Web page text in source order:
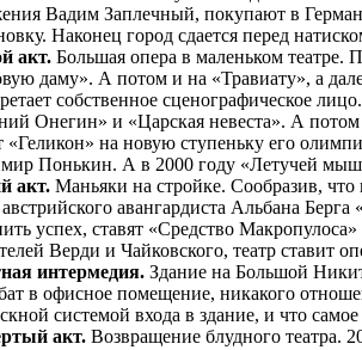
Вадим Заплечный, покупают в
Наконец город сдается перед
акт. Большая опера в маленьком театре.
даму». А потом и на «Травиату», а
собственное сценографическое
Онегин» и «Царская невеста». А
«Геликон» на новую ступеньку его
Понькин. А в 2000 году «Летучей
акт. Маньяки на стройке. Сообразив, что
авангардиста Альбана
успех, ставят «Средство
Верди и Чайковского, театр ставит
интермедия. Здание на Большой
в офисное помещение, никакого
системой входа в здание, и что
акт. Возвращение блудного театра.